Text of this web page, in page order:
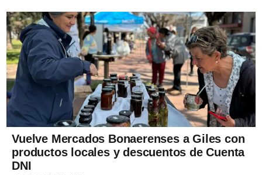
Vuelve Mercados Bonaerenses a Giles con
productos locales y descuentos de Cuenta
DNI